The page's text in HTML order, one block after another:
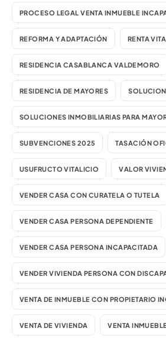
PROCESO LEGAL VENTA INMUEBLE
REFORMA Y ADAPTACIÓN RENTA
RESIDENCIA CASABLANCA VALDEMORO
RESIDENCIA DE MAYORES
SOLUCIONES INMOBILIARIAS PARA
SUBVENCIONES 2025 TASACIÓN
USUFRUCTO VITALICIO VALOR
VENDER CASA CON CURATELA O TUTELA
VENDER CASA PERSONA DEPENDIENTE
VENDER CASA PERSONA INCAPACITADA
VENDER VIVIENDA PERSONA CON
VENTA DE INMUEBLE CON PROPIETARIO
VENTA DE VIVIENDA VENTA